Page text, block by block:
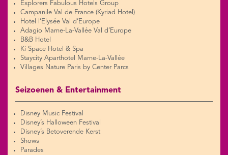
Explorers Fabulous Hotels Group
Campanile Val de France (Kyriad Hotel)
Hotel l’Elysée Val d’Europe
Adagio Marne-La-Vallée Val d’Europe
B&B Hotel
Ki Space Hotel & Spa
Staycity Aparthotel Marne-La-Vallée
Villages Nature Paris by Center Parcs
Seizoenen & Entertainment
Disney Music Festival
Disney’s Halloween Festival
Disney’s Betoverende Kerst
Shows
Parades